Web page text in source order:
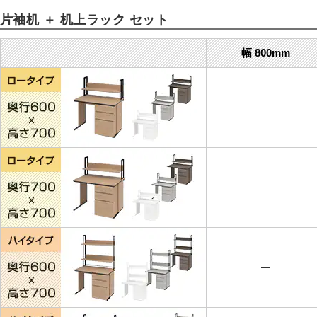
片袖机 ＋ 机上ラック セット
幅 800mm
―
―
―